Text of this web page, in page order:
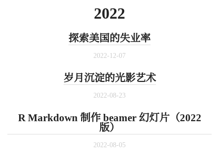
2022
探索美国的失业率
2022-12-07
岁月沉淀的光影艺术
2022-08-23
R Markdown 制作 beamer 幻灯片（2022
版）
2022-08-05